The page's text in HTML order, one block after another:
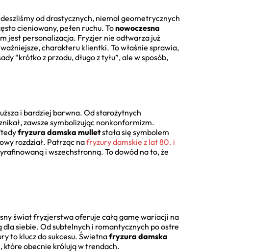
od drastycznych, niemal geometrycznych
cieniowany, pełen ruchu. Tonowoczesna
jest personalizacja. Fryzjer nie odtwarza już
charakteru klientki. To właśnie sprawia,
“krótko z przodu, długo z tyłu”, ale w sposób,
i bardziej barwna. Od starożytnych
zawsze symbolizując nonkonformizm.
fryzura damska mulletstała się symbolem
rozdział. Patrząc nafryzury damskie z lat 80. i
i wszechstronną. To dowód na to, że
świat fryzjerstwa oferuje całą gamę wariacji na
siebie. Od subtelnych i romantycznych po ostre
to klucz do sukcesu. Świetnafryzura damska
obecnie królują w trendach.